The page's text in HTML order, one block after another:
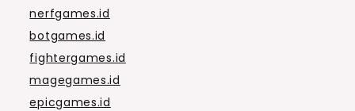
nerfgames.id
botgames.id
fightergames.id
magegames.id
epicgames.id